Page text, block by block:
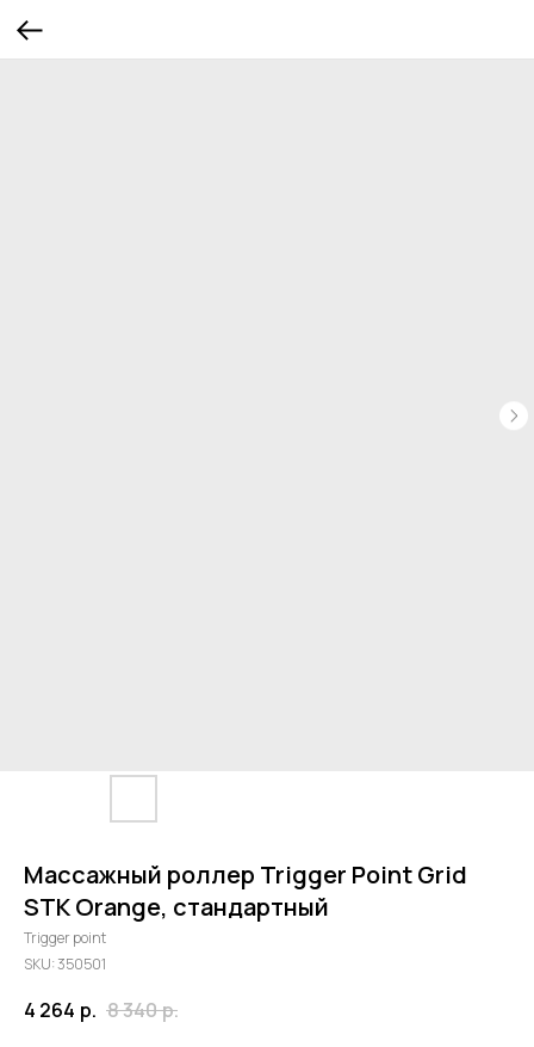
Массажный роллер Trigger Point Grid
STK Orange, стандартный
Trigger point
SKU:350501
4 264 р. 8 340р.